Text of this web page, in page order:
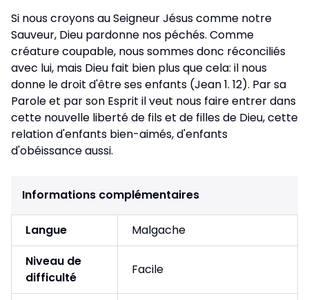
Si nous croyons au Seigneur Jésus comme notre
Sauveur, Dieu pardonne nos péchés. Comme
créature coupable, nous sommes donc réconciliés
avec lui, mais Dieu fait bien plus que cela: il nous
donne le droit d'être ses enfants (Jean 1. 12). Par sa
Parole et par son Esprit il veut nous faire entrer dans
cette nouvelle liberté de fils et de filles de Dieu, cette
relation d'enfants bien-aimés, d'enfants
d'obéissance aussi.
Informations complémentaires
Langue
Malgache
Niveau de
difficulté
Facile